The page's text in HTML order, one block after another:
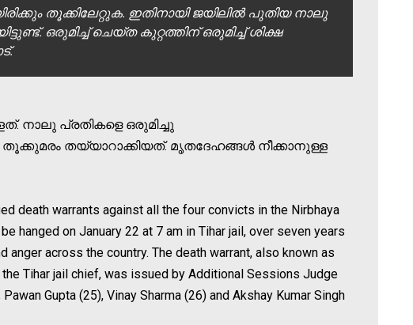
തൂക്കിലേറ്റുക. ഇതിനായി ജയിലില്‍ പുതിയ നാലു
ഒരുമിച്ച് ചെയ്ത കുറ്റത്തിന് ഒരുമിച്ച് ശിക്ഷ
നാലു പ്രതികളെ ഒരുമിച്ചു
തയ്യാറാക്കിയത്. മൃതദേഹങ്ങള്‍ നീക്കാനുള്ള
death warrants against all the four convicts in the Nirbhaya
hanged on January 22 at 7 am in Tihar jail, over seven years
anger across the country. The death warrant, also known as
Tihar jail chief, was issued by Additional Sessions Judge
Gupta (25), Vinay Sharma (26) and Akshay Kumar Singh